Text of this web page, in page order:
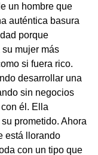
un hombre que
auténtica basura
porque
mujer más
si fuera rico.
desarrollar una
sin negocios
él. Ella
prometido. Ahora
está llorando
con un tipo que